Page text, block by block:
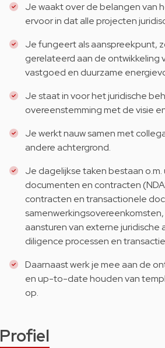
Je waakt over de belangen van
ervoor in dat alle projecten
Je fungeert als aanspreekpunt,
gerelateerd aan de ontwikkeling
vastgoed en duurzame
Je staat in voor het juridische
overeenstemming met de visie
Je werkt nauw samen met
andere achtergrond.
Je dagelijkse taken bestaan
documenten en contracten
contracten en transactionele
aansturen van externe juridische
diligence processen en
Daarnaast werk je mee aan de
en up-to-date houden van
op.
Profiel